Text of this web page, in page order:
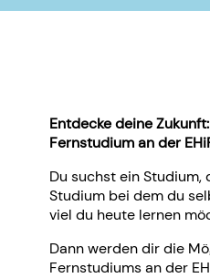
Entdecke deine
Fernstudium an der
Du suchst ein
Studium bei dem du
viel du heute lernen
Dann werden dir die
Fernstudiums an der